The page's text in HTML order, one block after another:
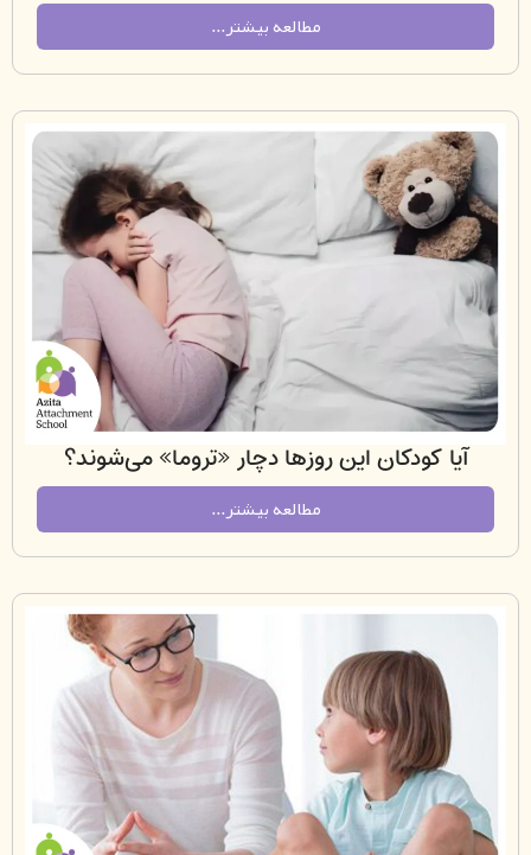
مطالعه بیشتر...
کودکان این روزها دچار «تروما» می‌شوند؟
مطالعه بیشتر...